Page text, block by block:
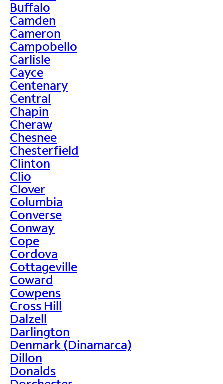
Buffalo
Camden
Cameron
Campobello
Carlisle
Cayce
Centenary
Central
Chapin
Cheraw
Chesnee
Chesterfield
Clinton
Clio
Clover
Columbia
Converse
Conway
Cope
Cordova
Cottageville
Coward
Cowpens
Cross Hill
Dalzell
Darlington
Denmark (Dinamarca)
Dillon
Donalds